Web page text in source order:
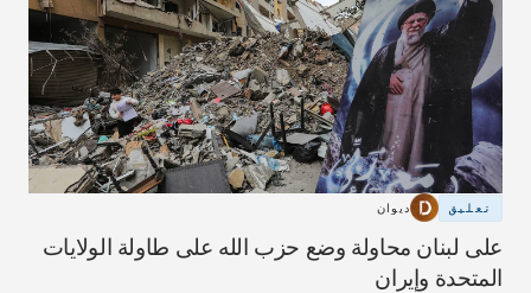
تعليق ديوان
على لبنان محاولة وضع حزب الله على طاولة الولايات
المتحدة وإيران